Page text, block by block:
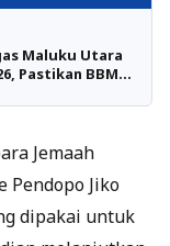
Maluku Utara
Pastikan BBM
Jemaah
Jiko
dipakai untuk